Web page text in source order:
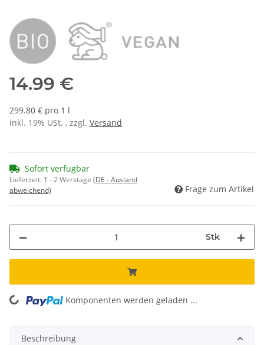
14.99 €
299.80 € pro 1 l
inkl. 19% USt. , zzgl. Versand
Sofort verfügbar
Lieferzeit: 1 - 2 Werktage (DE - Ausland
abweichend)
Frage zum Artikel
Stk
Loading... Komponenten werden geladen ...
Beschreibung